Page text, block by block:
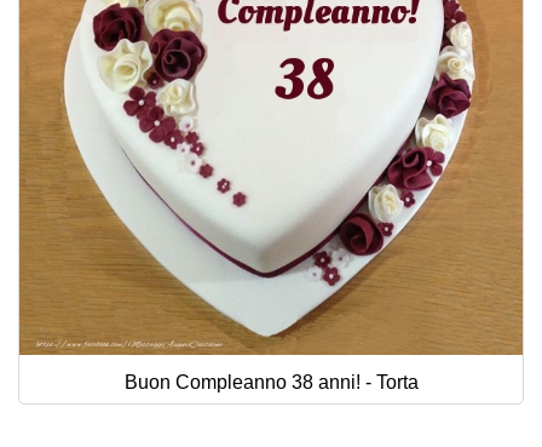
Buon Compleanno 38 anni! - Torta